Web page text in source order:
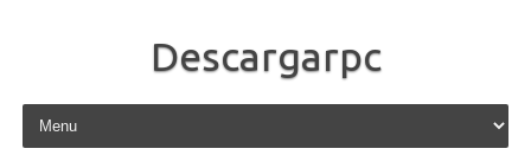
Descargarpc
Skip to content